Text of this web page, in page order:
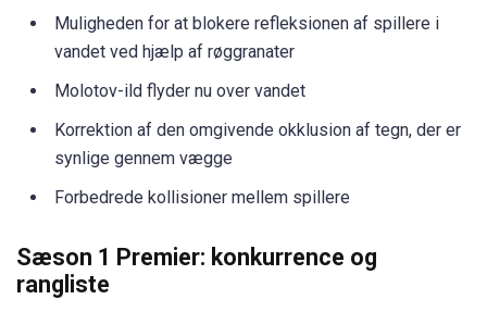
Muligheden for at blokere refleksionen af spillere i
vandet ved hjælp af røggranater
Molotov-ild flyder nu over vandet
Korrektion af den omgivende okklusion af tegn, der er
synlige gennem vægge
Forbedrede kollisioner mellem spillere
Sæson 1 Premier: konkurrence og
rangliste